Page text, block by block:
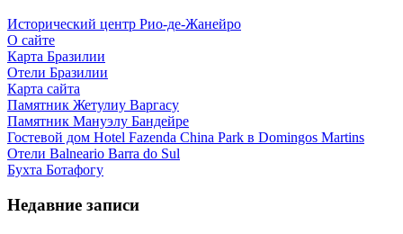
Исторический центр Рио-де-Жанейро
О сайте
Карта Бразилии
Отели Бразилии
Карта сайта
Памятник Жетулиу Варгасу
Памятник Мануэлу Бандейре
Гостевой дом Hotel Fazenda China Park в Domingos Martins
Отели Balneario Barra do Sul
Бухта Ботафогу
Недавние записи